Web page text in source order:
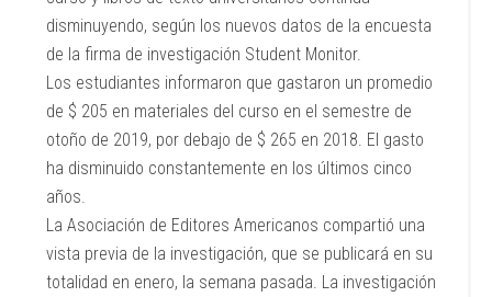
disminuyendo, según los nuevos datos de la encuesta
de la firma de investigación Student Monitor.
Los estudiantes informaron que gastaron un promedio
de $ 205 en materiales del curso en el semestre de
otoño de 2019, por debajo de $ 265 en 2018. El gasto
ha disminuido constantemente en los últimos cinco
años.
La Asociación de Editores Americanos compartió una
vista previa de la investigación, que se publicará en su
totalidad en enero, la semana pasada. La investigación